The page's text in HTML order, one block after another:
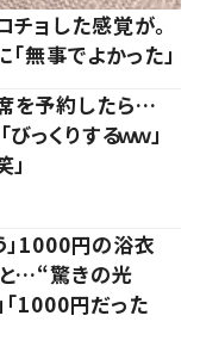
チョした感覚が。
無事でよかった」
を予約したら…
くりするｗｗ」
」1000円の浴衣
と…“驚きの光
「1000円だった